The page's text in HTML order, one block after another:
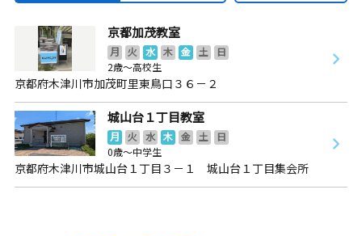
京都加茂教室
月 火 水 木 金 土
日
2歳～高校生
京都府木津川市加茂町里東鳥口３６－２
城山台１丁目教室
月 火 水 木 金 土
日
0歳～中学生
京都府木津川市城山台１丁目３－１ 城山台１丁目集会所